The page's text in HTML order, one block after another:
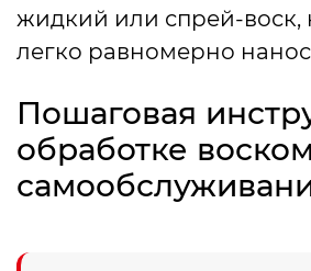
жидкий или спрей-воск,
легко равномерно
Пошаговая
обработке